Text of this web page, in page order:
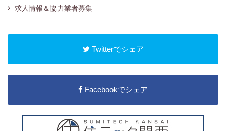
求人情報＆協力業者募集
Twitterでシェア
Facebookでシェア